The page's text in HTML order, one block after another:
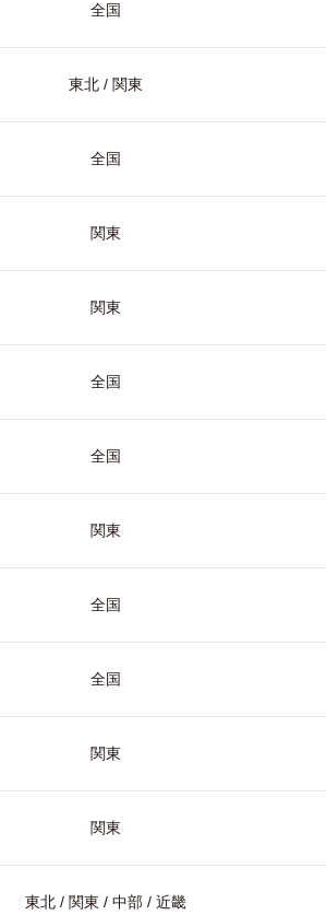
全国
東北 / 関東
全国
関東
関東
全国
全国
関東
全国
全国
関東
関東
東北 / 関東 / 中部 / 近畿